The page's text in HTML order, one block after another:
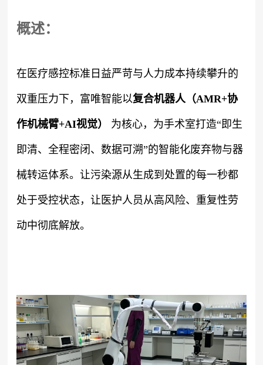
概述：
在医疗感控标准日益严苛与人力成本持续攀升的
双重压力下，富唯智能以复合机器人（AMR+协
作机械臂+AI视觉） 为核心，为手术室打造“即生
即清、全程密闭、数据可溯”的智能化废弃物与器
械转运体系。让污染源从生成到处置的每一秒都
处于受控状态，让医护人员从高风险、重复性劳
动中彻底解放。